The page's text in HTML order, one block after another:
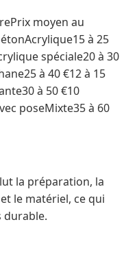
moyen au
à 25
spéciale20 à 30
à 40 €12 à 15
à 50 €10
poseMixte35 à 60
la préparation, la
le matériel, ce qui
durable.